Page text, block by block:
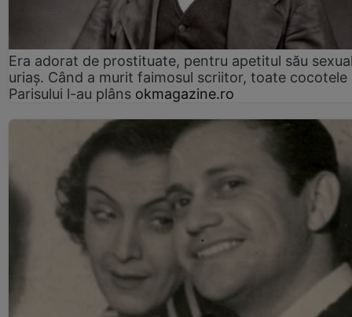
Era adorat de prostituate, pentru apetitul său
uriaș. Când a murit faimosul scriitor, toate cocotele
Parisului l-au plâns okmagazine.ro